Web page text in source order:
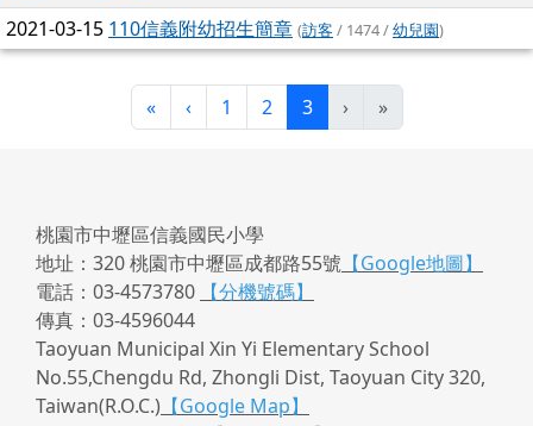
2021-03-15 110信義附幼招生簡章 (訪客 / 1474 /幼兒園)
«第一頁
‹上一頁
1 2 3(目前頁次)
› »
桃園市中壢區信義國民小學
地址：320 桃園市中壢區成都路55號 【Google地圖】
電話：03-4573780
【分機號碼】
傳真：03-4596044
Taoyuan Municipal Xin Yi Elementary School
No.55,Chengdu Rd, Zhongli Dist, Taoyuan City 320,
Taiwan(R.O.C.) 【Google Map】